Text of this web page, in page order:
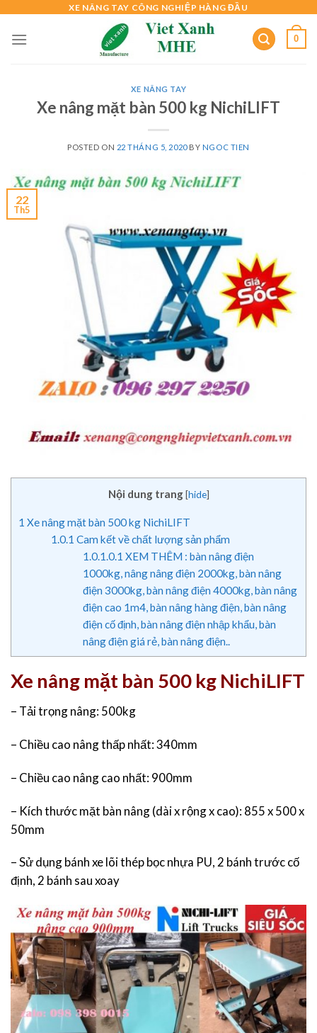
content
XE NÂNG TAY CÔNG NGHIỆP HÀNG ĐẦU
0
XE NÂNG TAY
Xe nâng mặt bàn 500 kg NichiLIFT
POSTED ON 22 THÁNG 5, 2020BY NGOC TIEN
22
Th5
Nội dung trang [hide]
1 Xe nâng mặt bàn 500 kg NichiLIFT
1.0.1 Cam kết về chất lượng sản phẩm
1.0.1.0.1 XEM THÊM : bàn nâng điện
1000kg, nâng nâng điện 2000kg, bàn nâng
điện 3000kg, bàn nâng điện 4000kg, bàn nâng
điện cao 1m4, bàn nâng hàng điện, bàn nâng
điện cố định, bàn nâng điện nhập khẩu, bàn
nâng điện giá rẻ, bàn nâng điện..
Xe nâng mặt bàn 500 kg NichiLIFT
– Tải trọng nâng: 500kg
– Chiều cao nâng thấp nhất: 340mm
– Chiều cao nâng cao nhất: 900mm
– Kích thước mặt bàn nâng (dài x rộng x cao): 855 x 500 x
50mm
– Sử dụng bánh xe lõi thép bọc nhựa PU, 2 bánh trước cố
định, 2 bánh sau xoay